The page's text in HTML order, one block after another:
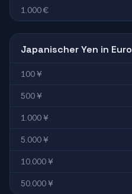
1.000 €
Japanischer Yen in Euro
100 ¥
500 ¥
1.000 ¥
5.000 ¥
10.000 ¥
50.000 ¥